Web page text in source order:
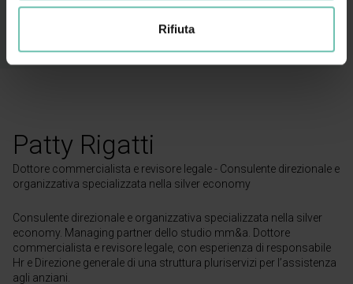
Rifiuta
Patty Rigatti
Dottore commercialista e revisore legale - Consulente direzionale e
organizzativa specializzata nella silver economy
Consulente direzionale e organizzativa specializzata nella silver
economy. Managing partner dello studio mm&a. Dottore
commercialista e revisore legale, con esperienza di responsabile
Hr e Direzione generale di una struttura pluriservizi per l’assistenza
agli anziani.